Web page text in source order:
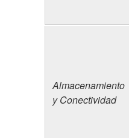
Almacenamiento
y Conectividad